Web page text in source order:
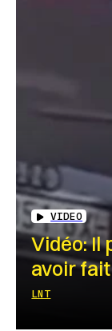
VIDEO
Vidéo: Il
avoir
LNT